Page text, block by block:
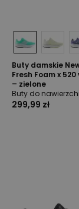
Buty damskie
Fresh Foam x
– zielone
Buty do
299,99 zł